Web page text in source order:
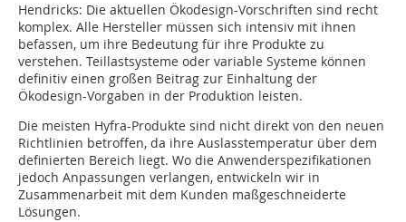
Hendricks: Die aktuellen Ökodesign-Vorschriften sind recht
komplex. Alle Hersteller müssen sich intensiv mit ihnen
befassen, um ihre Bedeutung für ihre Produkte zu
verstehen. Teillastsysteme oder variable Systeme können
definitiv einen großen Beitrag zur Einhaltung der
Ökodesign-Vorgaben in der Produktion leisten.
Die meisten Hyfra-Produkte sind nicht direkt von den neuen
Richtlinien betroffen, da ihre Auslasstemperatur über dem
definierten Bereich liegt. Wo die Anwenderspezifikationen
jedoch Anpassungen verlangen, entwickeln wir in
Zusammenarbeit mit dem Kunden maßgeschneiderte
Lösungen.